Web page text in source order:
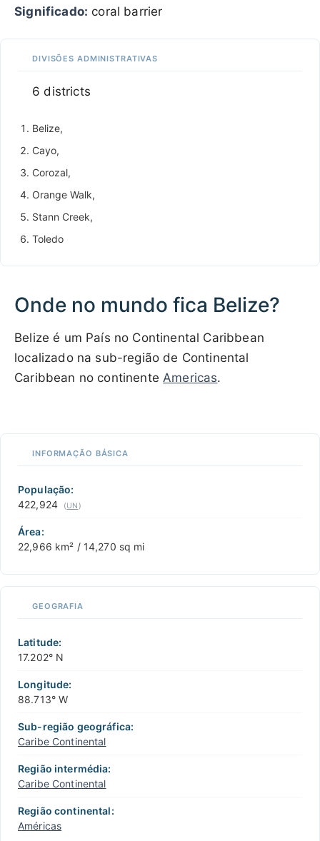
Significado: coral barrier
DIVISÕES ADMINISTRATIVAS
6 districts
Belize,
Cayo,
Corozal,
Orange Walk,
Stann Creek,
Toledo
Onde no mundo fica Belize?
Belize é um País no Continental Caribbean
localizado na sub-região de Continental
Caribbean no continenteAmericas.
100 km / 62.1 mi
−
INFORMAÇÃO BÁSICA
População:
422,924
(UN)
Área:
22,966 km² / 14,270 sq mi
GEOGRAFIA
Latitude:
17.202° N
Longitude:
88.713° W
Sub-região geográfica:
Caribe Continental
Região intermédia:
Caribe Continental
Região continental:
Américas